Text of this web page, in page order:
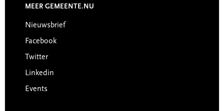
MEER GEMEENTE.NU
Nieuwsbrief
Facebook
Twitter
Linkedin
Events